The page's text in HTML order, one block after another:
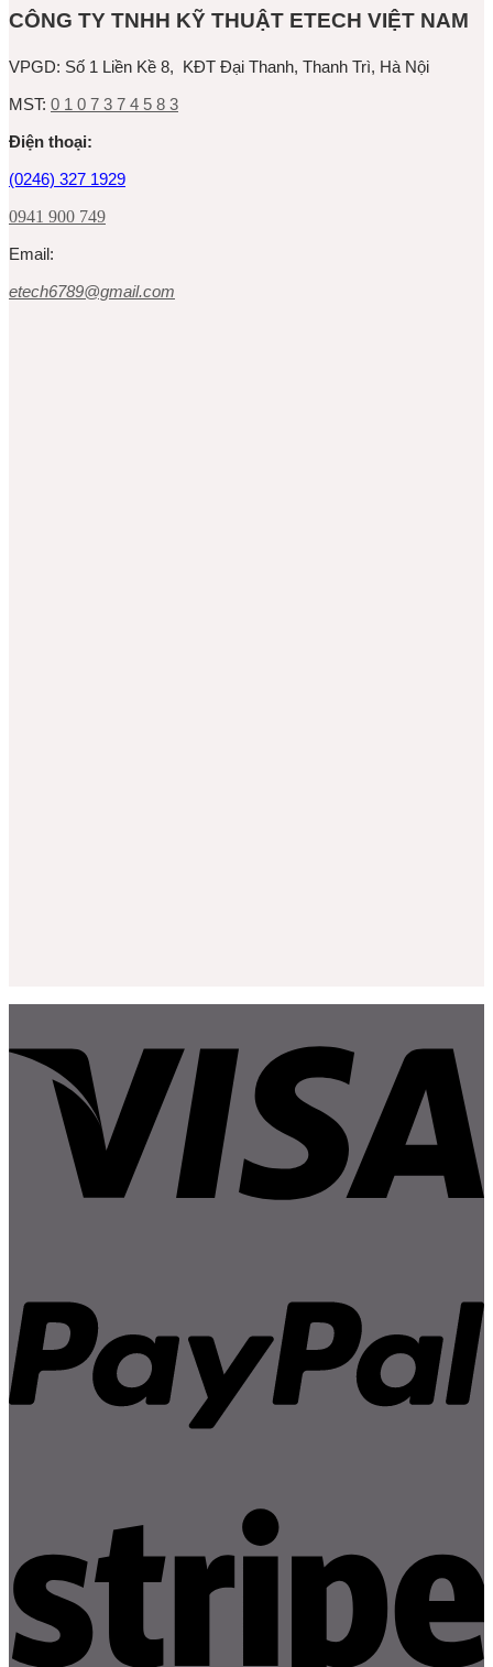
CÔNG TY TNHH KỸ THUẬT ETECH VIỆT NAM
VPGD: Số 1 Liền Kề 8, KĐT Đại Thanh, Thanh Trì, Hà Nội
MST: 0 1 0 7 3 7 4 5 8 3
Ðiện thoại:
(0246) 327 1929
0941 900 749
Email:
etech6789@gmail.com